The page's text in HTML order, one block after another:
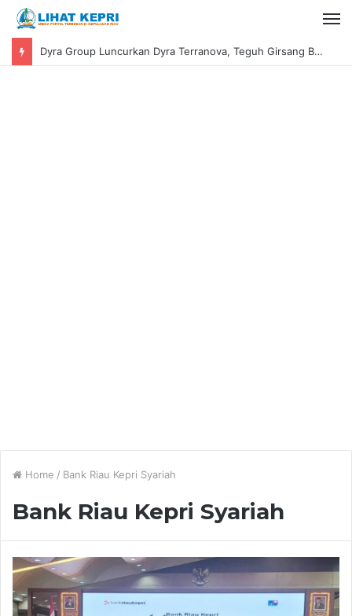
Dyra Group Luncurkan Dyra Terranova, Teguh Girsang Bawa Semangat Anak Muda Bangun Masa Depan Properti Batam
Home / Bank Riau Kepri Syariah
Bank Riau Kepri Syariah